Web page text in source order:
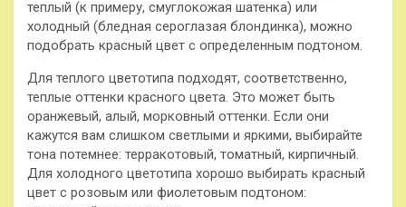
теплый (к примеру, смуглокожая шатенка) или
холодный (бледная сероглазая блондинка), можно
подобрать красный цвет с определенным подтоном.
Для теплого цветотипа подходят, соответственно,
теплые оттенки красного цвета. Это может быть
оранжевый, алый, морковный оттенки. Если они
кажутся вам слишком светлыми и яркими, выбирайте
тона потемнее: терракотовый, томатный, кирпичный.
Для холодного цветотипа хорошо выбирать красный
цвет с розовым или фиолетовым подтоном: